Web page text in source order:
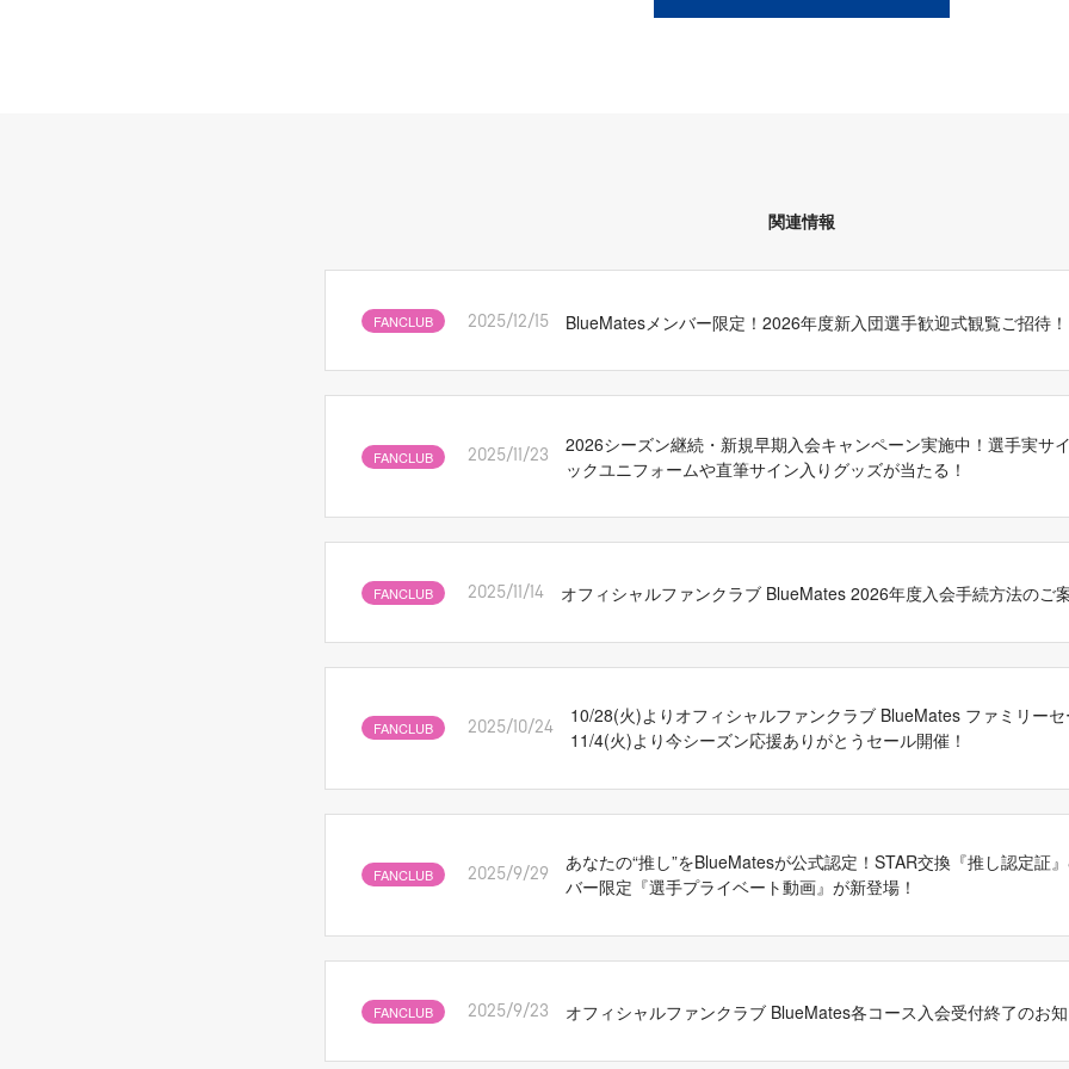
関連情報
FANCLUB 2025/12/15 BlueMatesメンバー限定！2026年度新入団選手歓迎式観覧ご招待！
FANCLUB 2025/11/23
2026シーズン継続・新規早期入会キャンペーン実施中！選手実サ
ックユニフォームや直筆サイン入りグッズが当たる！
FANCLUB 2025/11/14 オフィシャルファンクラブ BlueMates 2026年度入会手続方法のご
FANCLUB 2025/10/24
10/28(火)よりオフィシャルファンクラブ BlueMates ファミリーセ
11/4(火)より今シーズン応援ありがとうセール開催！
FANCLUB 2025/9/29
あなたの“推し”をBlueMatesが公式認定！STAR交換『推し認定証
バー限定『選手プライベート動画』が新登場！
FANCLUB 2025/9/23 オフィシャルファンクラブ BlueMates各コース入会受付終了のお